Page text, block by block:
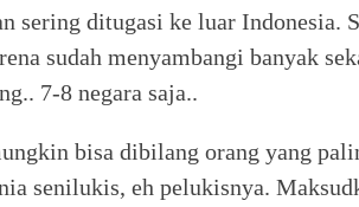
sering ditugasi ke luar Indonesia.
sudah menyambangi banyak
7-8 negara saja..
bisa dibilang orang yang
senilukis, eh pelukisnya.